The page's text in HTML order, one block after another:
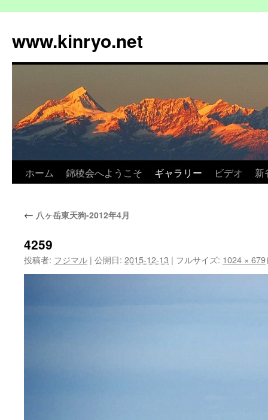
テ
ン
www.kinryo.net
ホーム 錦稜会へようこそ ギャラリー ビデオ 新
← 八ヶ岳東天狗-2012年4月
4259
投稿者: フジマル | 公開日: 2015-12-13 | フルサイズ: 1024 × 679